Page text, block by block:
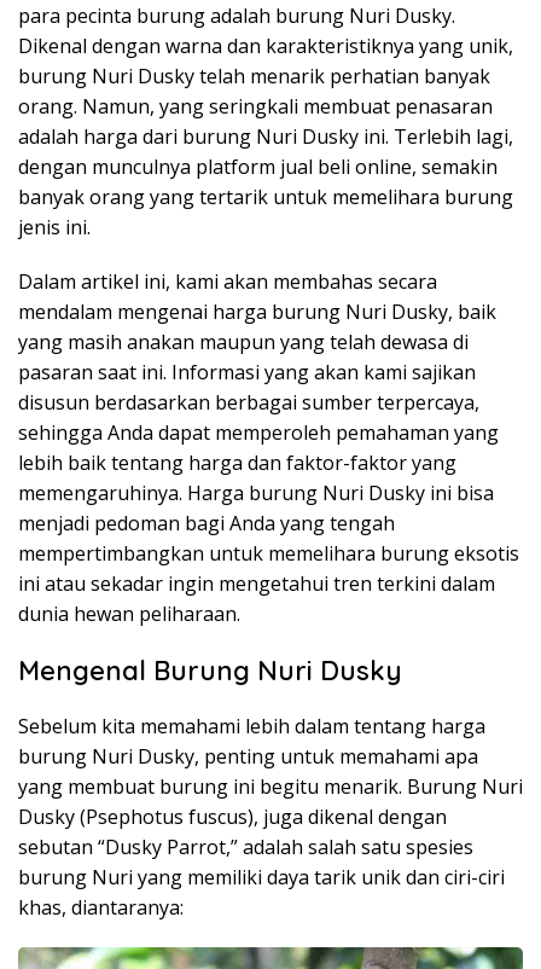
para pecinta burung adalah burung Nuri Dusky.
Dikenal dengan warna dan karakteristiknya yang unik,
burung Nuri Dusky telah menarik perhatian banyak
orang. Namun, yang seringkali membuat penasaran
adalah harga dari burung Nuri Dusky ini. Terlebih lagi,
dengan munculnya platform jual beli online, semakin
banyak orang yang tertarik untuk memelihara burung
jenis ini.
Dalam artikel ini, kami akan membahas secara
mendalam mengenai harga burung Nuri Dusky, baik
yang masih anakan maupun yang telah dewasa di
pasaran saat ini. Informasi yang akan kami sajikan
disusun berdasarkan berbagai sumber terpercaya,
sehingga Anda dapat memperoleh pemahaman yang
lebih baik tentang harga dan faktor-faktor yang
memengaruhinya. Harga burung Nuri Dusky ini bisa
menjadi pedoman bagi Anda yang tengah
mempertimbangkan untuk memelihara burung eksotis
ini atau sekadar ingin mengetahui tren terkini dalam
dunia hewan peliharaan.
Mengenal Burung Nuri Dusky
Sebelum kita memahami lebih dalam tentang harga
burung Nuri Dusky, penting untuk memahami apa
yang membuat burung ini begitu menarik. Burung Nuri
Dusky (Psephotus fuscus), juga dikenal dengan
sebutan “Dusky Parrot,” adalah salah satu spesies
burung Nuri yang memiliki daya tarik unik dan ciri-ciri
khas, diantaranya: